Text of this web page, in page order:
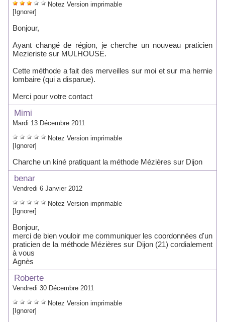
Notez Version imprimable
[Ignorer]
Bonjour,
Ayant changé de région, je cherche un nouveau praticien
Mezieriste sur MULHOUSE.
Cette méthode a fait des merveilles sur moi et sur ma hernie
lombaire (qui a disparue).
Merci pour votre contact
Mimi
Mardi 13 Décembre 2011
Notez Version imprimable
[Ignorer]
Charche un kiné pratiquant la méthode Mézières sur Dijon
benar
Vendredi 6 Janvier 2012
Notez Version imprimable
[Ignorer]
Bonjour,
merci de bien vouloir me communiquer les coordonnées d'un
praticien de la méthode Mézières sur Dijon (21) cordialement
à vous
Agnès
Roberte
Vendredi 30 Décembre 2011
Notez Version imprimable
[Ignorer]